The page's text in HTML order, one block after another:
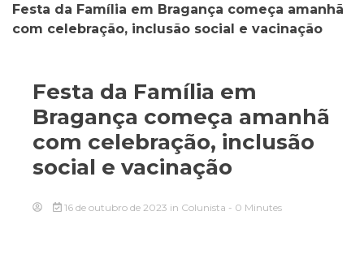
Festa da Família em Bragança começa amanhã
com celebração, inclusão social e vacinação
Festa da Família em
Bragança começa amanhã
com celebração, inclusão
social e vacinação
16 de outubro de 2023 in Colunista - 0 Minutes